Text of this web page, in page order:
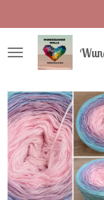
Hauptinhalt
springen